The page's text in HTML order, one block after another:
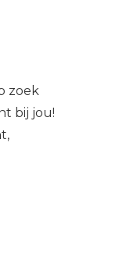
zoek
bij jou!